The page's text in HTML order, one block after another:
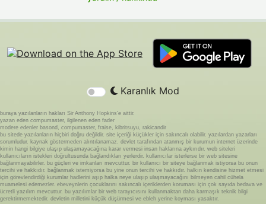
Karanlık Mod
buraya yazılanların hakları Sir Anthony Hopkins'e aittir.
yazan eden compumaster, ilgilenen eden fader
modere edenler basond, compumaster, fraise, kibritsuyu, rakicandir
bu sitede yazılanların hiçbiri doğru değildir. site içeriği küçükler için sakıncalı olabilir. yazılardan yazarları
sorumludur. kaynak göstermeden alıntılanamaz. devlet tarafından atanmış bir kurumun internet üzerinde
kimin hangi bilgiye ulaşıp ulaşamayacağına karar vermesi insan haklarına aykırıdır. web siteleri
kullanıcıların istekleri doğrultusunda bağlandıkları yerlerdir. kullanıcılar isterlerse bir web sitesine
bağlanmayabilirler. bu güçleri ve imkanları mevcuttur. bir kullanıcı bir siteye bağlanmak istiyorsa bu onun
tercihi ve hakkıdır. bağlanmak istemiyorsa bu yine onun tercihi ve hakkıdır. halkın kendisine hizmet etmesi
için görevlendirdiği kurumlar hadlerini aşıp halka neye ulaşıp ulaşmayacağını bilmeyen cahil cühela
muamelesi edemezler. ebeveynlerin çocuklarını sakıncalı içeriklerden koruması için çok sayıda bedava ve
ücretli yazılım mevcuttur. bu yazılımlar bir web tarayıcısını kullanmaktan daha karmaşık teknik bilgi
gerektirmemektedir. devletin milletini küçük düşürmesi ve ebleh yerine koyması yasaktır.